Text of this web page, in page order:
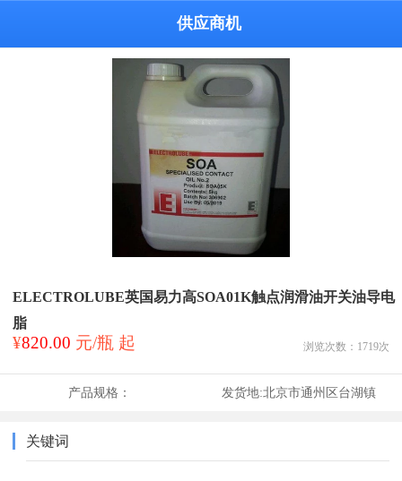
供应商机
ELECTROLUBE英国易力高SOA01K触点润滑油开关油导电
脂
¥820.00 元/瓶 起 浏览次数： 1719次
产品规格： 发货地:北京市通州区台湖镇
关键词